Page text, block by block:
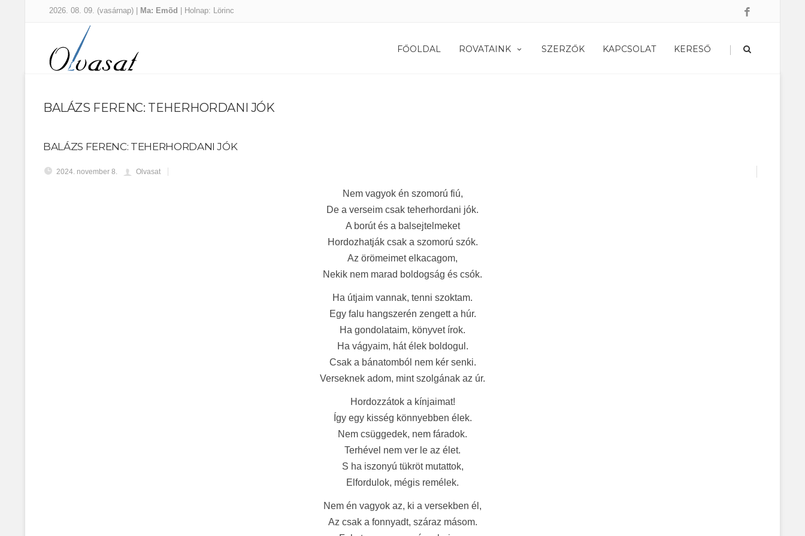
2026. 08. 09. (vasárnap) | Ma: Emõd | Holnap: Lörinc
FŐOLDAL ROVATAINK SZERZŐK KAPCSOLAT KERESŐ |
BALÁZS FERENC: TEHERHORDANI JÓK
BALÁZS FERENC: TEHERHORDANI JÓK
2024. november 8. Olvasat
Nem vagyok én szomorú fiú,
De a verseim csak teherhordani jók.
A borút és a balsejtelmeket
Hordozhatják csak a szomorú szók.
Az örömeimet elkacagom,
Nekik nem marad boldogság és csók.
Ha útjaim vannak, tenni szoktam.
Egy falu hangszerén zengett a húr.
Ha gondolataim, könyvet írok.
Ha vágyaim, hát élek boldogul.
Csak a bánatomból nem kér senki.
Verseknek adom, mint szolgának az úr.
Hordozzátok a kínjaimat!
Így egy kisség könnyebben élek.
Nem csüggedek, nem fáradok.
Terhével nem ver le az élet.
S ha iszonyú tükröt mutattok,
Elfordulok, mégis remélek.
Nem én vagyok az, ki a versekben él,
Az csak a fonnyadt, száraz másom.